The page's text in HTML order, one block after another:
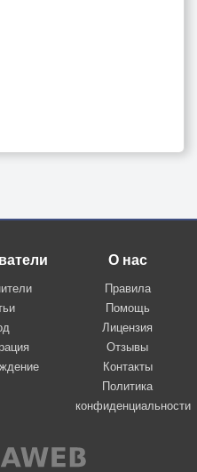
О нас
Правила
Помощь
Лицензия
Отзывы
Контакты
Политика
конфиденциальности